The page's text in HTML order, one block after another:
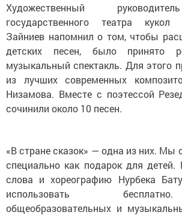
Художественный
государственного театра кукол
Зайниев напомнил о том, чтобы
детских песен, было принято
музыкальный спектакль. Для этого
из лучших современных
Низамова. Вместе с поэтессой
сочинили около 10 песен.
«В стране сказок» — одна из них. Мы
специально как подарок для
слова и хореографию Нурбека
использовать
общеобразовательных и